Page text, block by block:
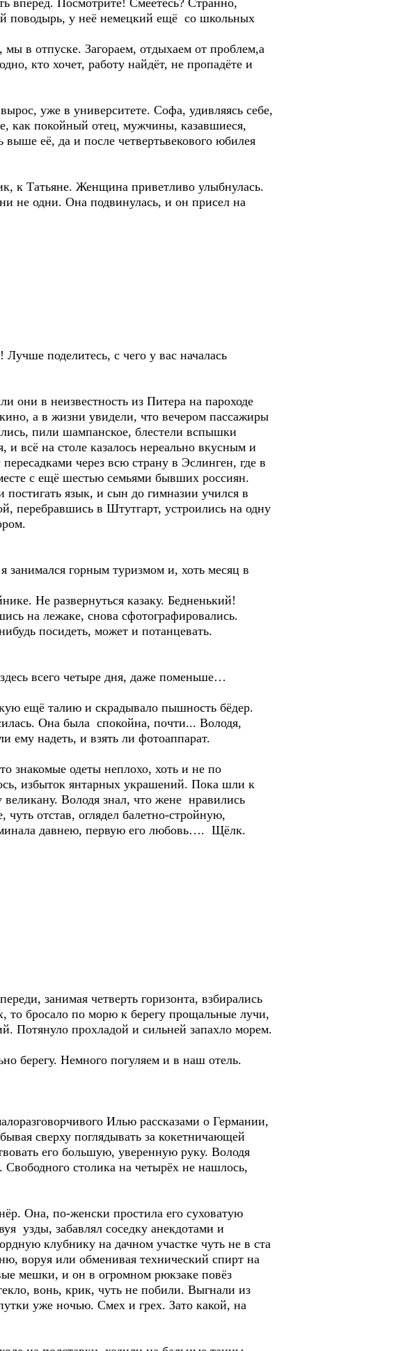
вперёд. Посмотрите! Смеётесь? Странно,
поводырь, у неё немецкий ещё со школьных
в отпуске. Загораем, отдыхаем от проблем,а
кто хочет, работу найдёт, не пропадёте и
уже в университете. Софа, удивляясь себе,
как покойный отец, мужчины, казавшиеся,
её, да и после четвертьвекового юбилея
к Татьяне. Женщина приветливо улыбнулась.
не одни. Она подвинулась, и он присел на
поделитесь, с чего у вас началась
они в неизвестность из Питера на пароходе
а в жизни увидели, что вечером пассажиры
пили шампанское, блестели вспышки
всё на столе казалось нереально вкусным и
через всю страну в Эслинген, где в
с ещё шестью семьями бывших россиян.
язык, и сын до гимназии учился в
перебравшись в Штутгарт, устроились на одну
горным туризмом и, хоть месяц в
Не развернуться казаку. Бедненький!
на лежаке, снова сфотографировались.
посидеть, может и потанцевать.
всего четыре дня, даже поменьше…
ещё талию и скрадывало пышность бёдер.
Она была спокойна, почти... Володя,
ему надеть, и взять ли фотоаппарат.
знакомые одеты неплохо, хоть и не по
избыток янтарных украшений. Пока шли к
Володя знал, что жене нравились
отстав, оглядел балетно-стройную,
давнею, первую его любовь…. Щёлк.
занимая четверть горизонта, взбирались
то бросало по морю к берегу прощальные лучи,
Потянуло прохладой и сильней запахло морем.
берегу. Немного погуляем и в наш отель.
Илью рассказами о Германии,
сверху поглядывать за кокетничающей
его большую, уверенную руку. Володя
столика на четырёх не нашлось,
Она, по-женски простила его суховатую
узды, забавлял соседку анекдотами и
клубнику на дачном участке чуть не в ста
воруя или обменивая технический спирт на
мешки, и он в огромном рюкзаке повёз
вонь, крик, чуть не побили. Выгнали из
уже ночью. Смех и грех. Зато какой, на